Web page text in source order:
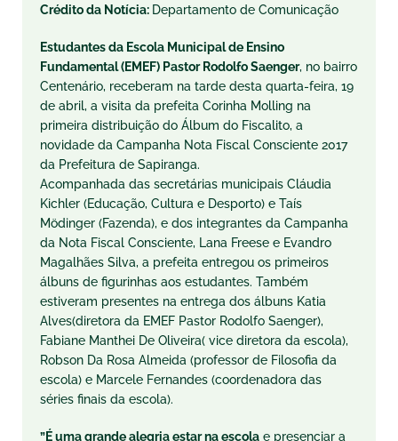
Crédito da Notícia: Departamento de Comunicação
Estudantes da Escola Municipal de Ensino
Fundamental (EMEF) Pastor Rodolfo Saenger, no bairro
Centenário, receberam na tarde desta quarta-feira, 19
de abril, a visita da prefeita Corinha Molling na
primeira distribuição do Álbum do Fiscalito, a
novidade da Campanha Nota Fiscal Consciente 2017
da Prefeitura de Sapiranga.
Acompanhada das secretárias municipais Cláudia
Kichler (Educação, Cultura e Desporto) e Taís
Mödinger (Fazenda), e dos integrantes da Campanha
da Nota Fiscal Consciente, Lana Freese e Evandro
Magalhães Silva, a prefeita entregou os primeiros
álbuns de figurinhas aos estudantes. Também
estiveram presentes na entrega dos álbuns Katia
Alves(diretora da EMEF Pastor Rodolfo Saenger),
Fabiane Manthei De Oliveira( vice diretora da escola),
Robson Da Rosa Almeida (professor de Filosofia da
escola) e Marcele Fernandes (coordenadora das
séries finais da escola).
”É uma grande alegria estar na escola e presenciar a